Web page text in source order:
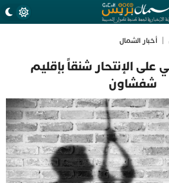
أخبار الشمال
على الإنتحار شنقاً بإقليم
شفشاون